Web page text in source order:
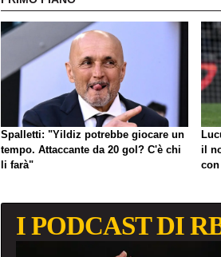
Spalletti: "Yildiz potrebbe giocare un
tempo. Attaccante da 20 gol? C'è chi
li farà"
il
I PODCAST DI